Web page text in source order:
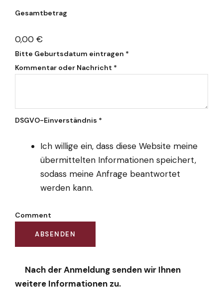
Gesamtbetrag
0,00 €
Bitte Geburtsdatum eintragen *
Kommentar oder Nachricht *
DSGVO-Einverständnis *
Ich willige ein, dass diese Website meine
übermittelten Informationen speichert,
sodass meine Anfrage beantwortet
werden kann.
Comment
ABSENDEN
Nach der Anmeldung senden wir Ihnen
weitere Informationen zu.